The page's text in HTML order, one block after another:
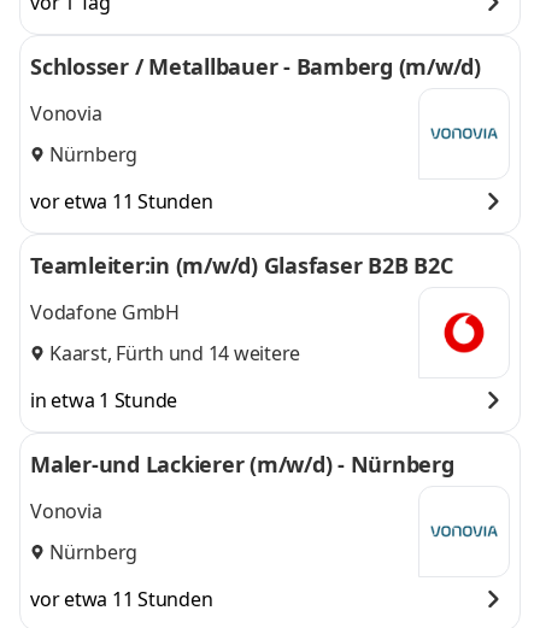
Schlosser / Metallbauer - Bamberg (m/w/d)
Vonovia
Nürnberg
vor etwa 11 Stunden
Teamleiter:in (m/w/d) Glasfaser B2B B2C
Vodafone GmbH
Kaarst, Fürth und 14 weitere
in etwa 1 Stunde
Maler-und Lackierer (m/w/d) - Nürnberg
Vonovia
Nürnberg
vor etwa 11 Stunden